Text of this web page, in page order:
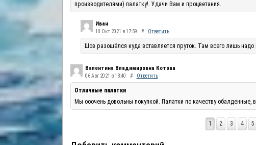
производителями) палатку!. Удачи Вам и процветания.
Иван
10 Окт 2021 в 17:59 # Ответить
Шов разошёлся куда вставляется пруток. Там всего лишь
Валентина Владимировна Котова
06 Авг 2021 в 18:40 # Ответить
Отличные палатки
Мы ооочень довольны покупкой. Палатки по качеству
1 2 3 4 5